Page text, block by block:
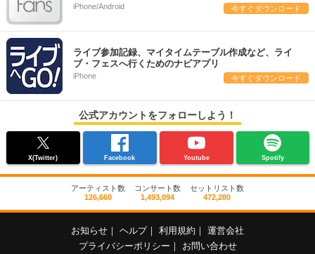
iPhone/Android 今すぐダウンロード
ライブ参加記録、マイタイムテーブル作成など、ライ
ブ・フェスへ行くためのナビアプリ
iPhone 今すぐダウンロード
公式アカウントをフォローしよう！
X(Twitter) Facebook Youtube Spotify
アーティスト数
126,660
コンサート数
1,493,094
セットリスト数
472,280
お知らせ ヘルプ 利用規約
運営会社
プライバシーポリシー
お問い合わせ